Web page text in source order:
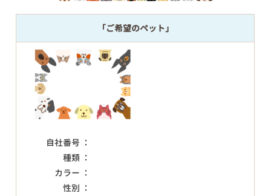
「ご希望のペット」
自社番号 ：
種類 ：
カラー ：
性別 ：